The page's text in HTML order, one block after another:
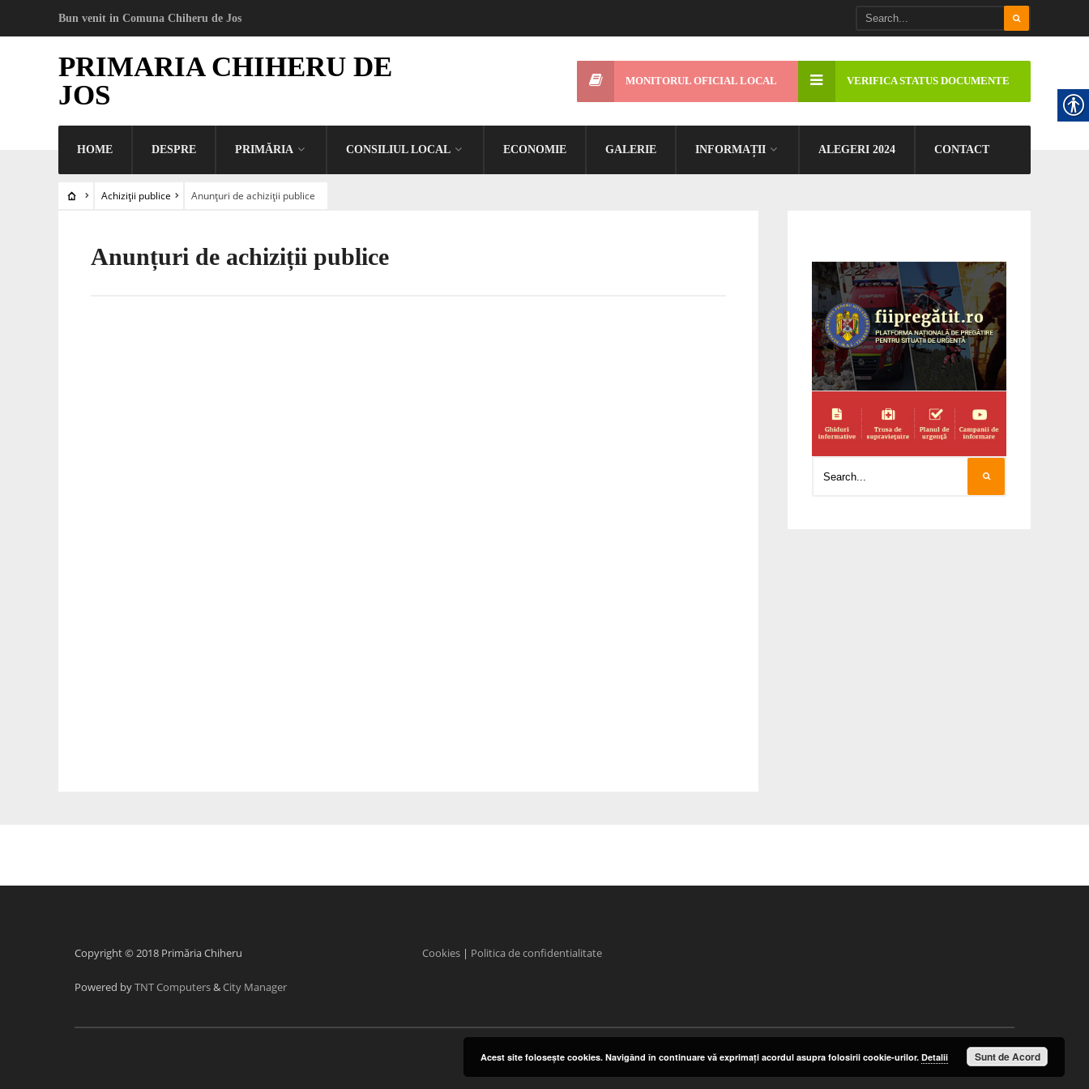
Bun venit in Comuna Chiheru de Jos
PRIMARIA CHIHERU DE
JOS
HOME DESPRE PRIMĂRIA CONSILIUL LOCAL ECONOMIE GALERIE INFORMAȚII ALEGERI 2024 CONTACT
MONITORUL OFICIAL LOCAL VERIFICA STATUS DOCUMENTE
Achiziții publice Anunțuri de achiziții publice
Anunțuri de achiziții publice
Copyright © 2018 Primăria Chiheru
Powered byTNT Computers&City Manager
Cookies | Politica de confidentialitate
Acest site foloseşte cookies. Navigând în continuare vă exprimaţi acordul asupra folosirii cookie-urilor. Detalii Sunt de Acord